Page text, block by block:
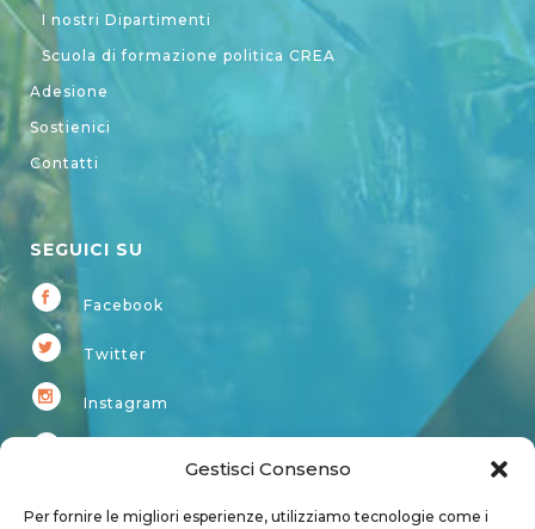
Gestisci Consenso
Per fornire le migliori esperienze, utilizziamo tecnologie come i
I nostri Dipartimenti
Scuola di formazione politica CREA
Adesione
Sostienici
Contatti
SEGUICI SU
Facebook
Twitter
Instagram